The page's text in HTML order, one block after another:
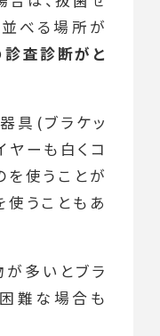
べる場所が
査診断がと
具(ブラケッ
ヤーも白くコ
を使うことが
うこともあ
多いとブラ
難な場合も